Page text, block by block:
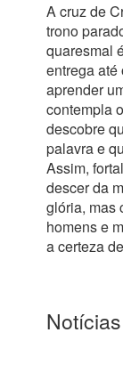
A cruz de
trono
quaresmal
entrega até
aprender
contempla
descobre
palavra e
Assim,
descer da
glória, mas
homens e
a certeza
Notícias